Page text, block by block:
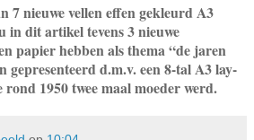
7 nieuwe vellen effen gekleurd A3
dit artikel tevens 3 nieuwe
papier hebben als thema “de jaren
gepresenteerd d.m.v. een 8-tal A3 lay-
1950 twee maal moeder werd.